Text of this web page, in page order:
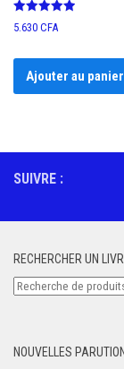
Note
5.00
5.630 CFA
Ajouter au panier
SUIVRE :
RECHERCHER UN
Recherche
NOUVELLES